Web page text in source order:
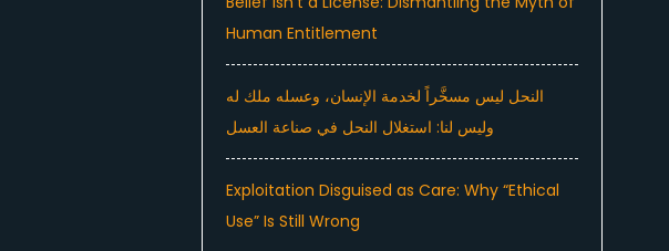
Human Entitlement
النحل ليس مسخَّراً لخدمة الإنسان، وعسله ملك له
وليس لنا: استغلال النحل في صناعة العسل
Exploitation Disguised as Care: Why “Ethical
Use” Is Still Wrong